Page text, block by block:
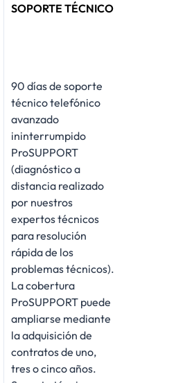
SOPORTE TÉCNICO
90 días de soporte
técnico telefónico
avanzado
ininterrumpido
ProSUPPORT
(diagnóstico a
distancia realizado
por nuestros
expertos técnicos
para resolución
rápida de los
problemas técnicos).
La cobertura
ProSUPPORT puede
ampliarse mediante
la adquisición de
contratos de uno,
tres o cinco años.